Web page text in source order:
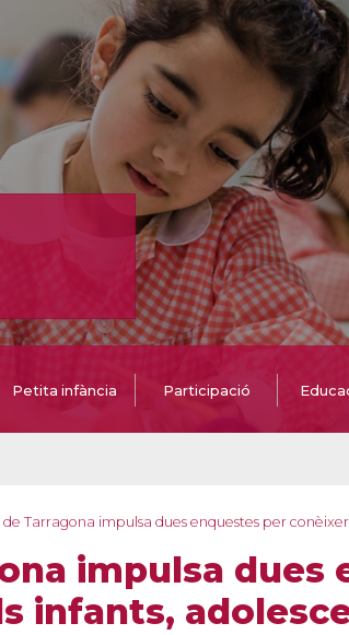
Petita infància Participació
Tarragona impulsa dues enquestes per
impulsa dues
infants,